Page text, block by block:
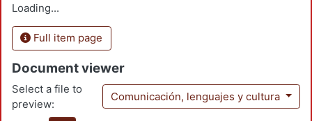
Loading...
Full item page
Document viewer
Select a file to
preview:
Comunicación, lenguajes y cultura